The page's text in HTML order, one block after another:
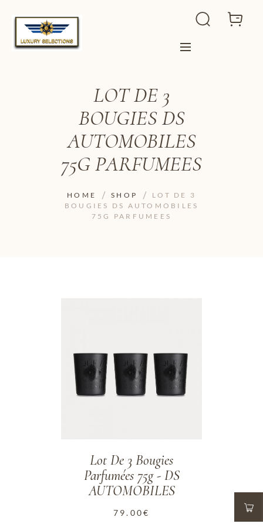
LOT DE 3
BOUGIES DS
AUTOMOBILES
75G PARFUMEES
HOME SHOP
LOT DE 3
BOUGIES DS AUTOMOBILES
75G PARFUMEES
Lot De 3 Bougies
Parfumées 75g - DS
AUTOMOBILES
79.00€